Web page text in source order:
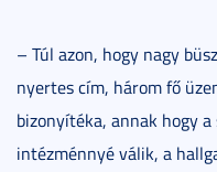
– Túl azon, hogy nagy
nyertes cím, három fő
bizonyítéka, annak hogy
intézménnyé válik, a